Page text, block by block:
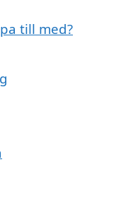
till med?